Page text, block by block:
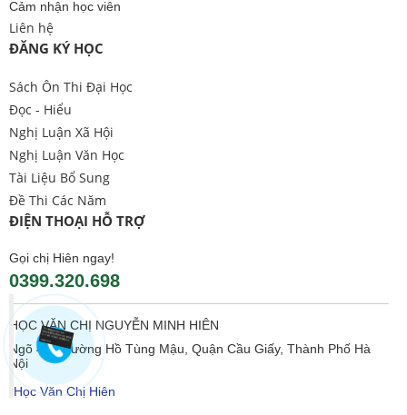
Cảm nhận học viên
Liên hệ
ĐĂNG KÝ HỌC
Sách Ôn Thi Đại Học
Đọc - Hiểu
Nghị Luận Xã Hội
Nghị Luận Văn Học
Tài Liệu Bổ Sung
Đề Thi Các Năm
ĐIỆN THOẠI HỖ TRỢ
Gọi chị Hiên ngay!
0399.320.698
HỌC VĂN CHỊ NGUYỄN MINH HIÊN
Ngõ 406 Đường Hồ Tùng Mậu, Quận Cầu Giấy, Thành Phố Hà
Nội
Học Văn Chị Hiên